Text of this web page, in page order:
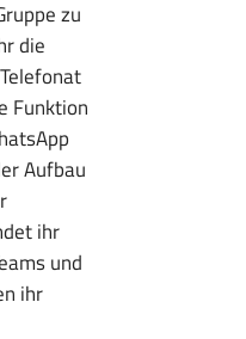
zu
die
Funktion
Aufbau
ihr
und
ihr